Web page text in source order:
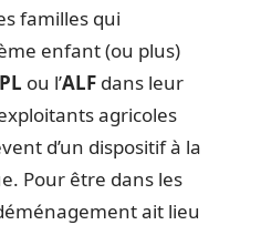
familles qui
enfant (ou plus)
ou l’ALF dans leur
agricoles
d’un dispositif à la
Pour être dans les
ait lieu